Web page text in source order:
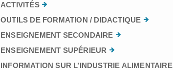
ACTIVITÉS
OUTILS DE FORMATION / DIDACTIQUE
ENSEIGNEMENT SECONDAIRE
ENSEIGNEMENT SUPÉRIEUR
INFORMATION SUR L’INDUSTRIE ALIMENTAIRE